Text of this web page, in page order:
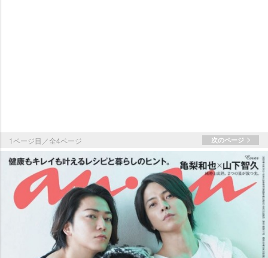
1ページ目／全4ページ 次のページ